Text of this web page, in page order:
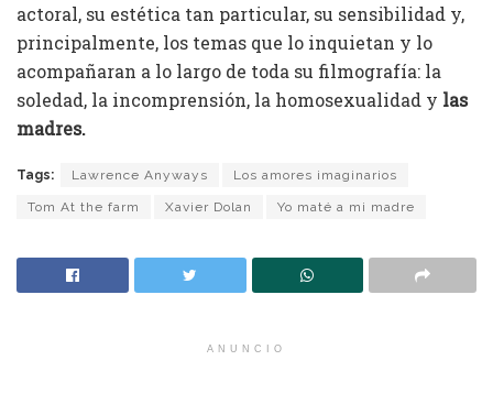
actoral, su estética tan particular, su sensibilidad y,
principalmente, los temas que lo inquietan y lo
acompañaran a lo largo de toda su filmografía: la
soledad, la incomprensión, la homosexualidad y las
madres.
Tags: Lawrence Anyways Los amores imaginarios
Tom At the farm Xavier Dolan Yo maté a mi madre
ANUNCIO